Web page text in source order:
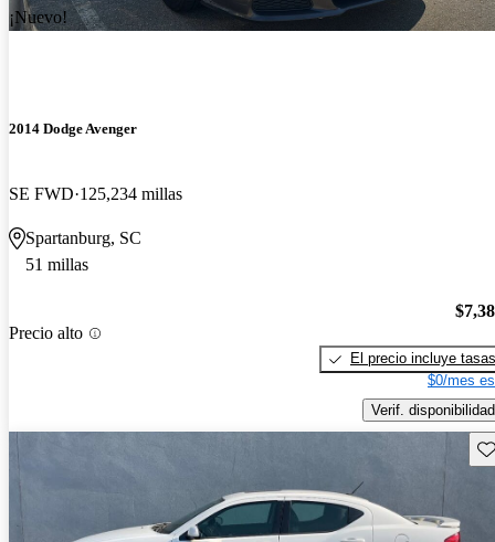
¡Nuevo!
2014 Dodge Avenger
SE FWD 125,234 millas
Spartanburg, SC
51 millas
Precio alto
El precio incluye tasas
$0/mes
Verif. disponibilidad